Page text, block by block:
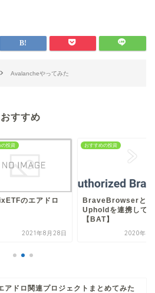
Avalancheやってみた
すすめ
の投資
と
2020年8月15日
おすすめの投資
SWGbが不調の件に
て
2021年2
アドロ関連プロジェクトまとめてみた